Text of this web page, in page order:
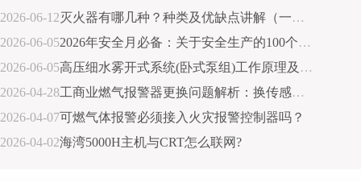
2026-06-12灭火器有哪几种？种类及优缺点讲解（一张图说明）
2026-06-052026年安全月必备：关于安全生产的100个常识
2026-06-05高压细水雾开式系统(卧式泵组)工作原理及灭火流程详解
2026-04-28工商业燃气报警器更换问题解析：换传感器还是换整机?
2026-04-07可燃气体报警必须接入火灾报警控制器吗？
2026-04-02海湾5000H主机与CRT怎么联网?